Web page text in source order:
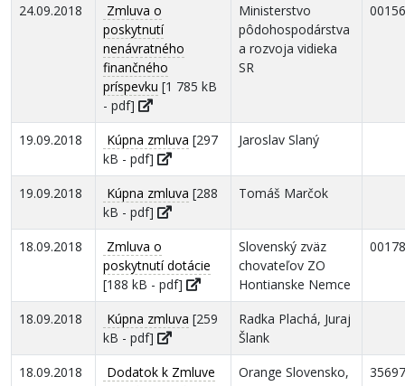
24.09.2018
Zmluva o
poskytnutí
nenávratného
finančného
príspevku [1 785 kB
- pdf]
Ministerstvo
pôdohospodárstva
a rozvoja vidieka
SR
19.09.2018 Kúpna zmluva [297
kB - pdf]
Jaroslav Slaný
19.09.2018 Kúpna zmluva [288
kB - pdf]
Tomáš Marčok
18.09.2018
Zmluva o
poskytnutí dotácie
[188 kB - pdf]
Slovenský zväz
chovateľov ZO
Hontianske Nemce
18.09.2018 Kúpna zmluva [259
kB - pdf]
Radka Plachá, Juraj
Šlank
18.09.2018
Dodatok k Zmluve
Orange Slovensko,